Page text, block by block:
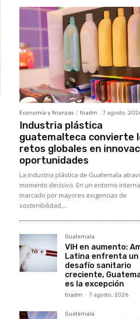
Economía y finanzas tnadm - 7 agosto,
Industria plástica
guatemalteca convierte
retos globales en
oportunidades
La industria plástica de Guatemala
momento decisivo. En un entorno
marcado por mayores exigencias de
sostenibilidad,...
Guatemala
VIH en aumento:
Latina enfrenta un
desafío sanitario
creciente,
es la excepción
tnadm - 7 agosto, 2026
Guatemala